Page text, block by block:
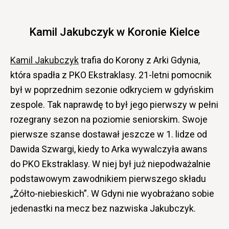
Kamil Jakubczyk w Koronie Kielce
Kamil Jakubczyktrafia do Korony z Arki Gdynia,
która spadła z PKO Ekstraklasy. 21-letni pomocnik
był w poprzednim sezonie odkryciem w gdyńskim
zespole. Tak naprawdę to był jego pierwszy w pełni
rozegrany sezon na poziomie seniorskim. Swoje
pierwsze szanse dostawał jeszcze w 1. lidze od
Dawida Szwargi, kiedy to Arka wywalczyła awans
do PKO Ekstraklasy. W niej był już niepodważalnie
podstawowym zawodnikiem pierwszego składu
„Żółto-niebieskich”. W Gdyni nie wyobrażano sobie
jedenastki na mecz bez nazwiska Jakubczyk.